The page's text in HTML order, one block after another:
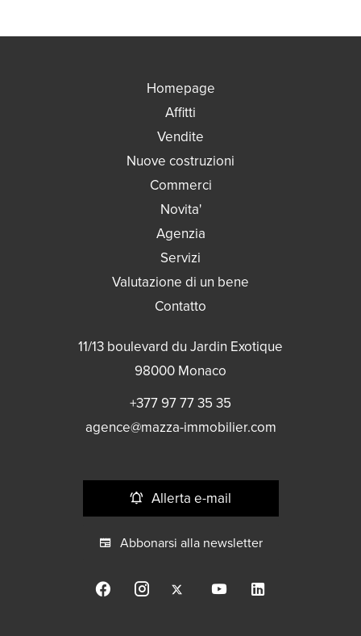
Homepage
Affitti
Vendite
Nuove costruzioni
Commerci
Novita'
Agenzia
Servizi
Valutazione di un bene
Contatto
11/13 boulevard du Jardin Exotique
98000 Monaco
+377 97 77 35 35
agence@mazza-immobilier.com
Allerta e-mail
Abbonarsi alla newsletter